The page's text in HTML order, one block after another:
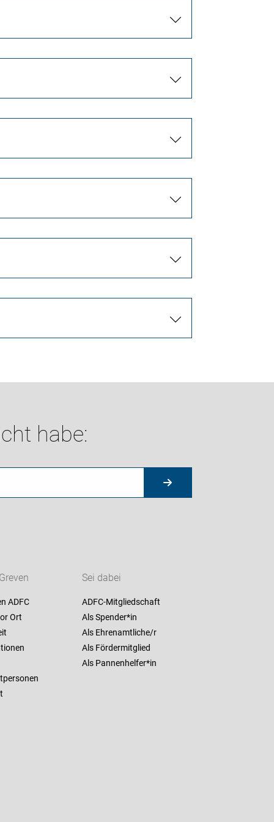
habe:
ADFC
Ort
Sei dabei
ADFC-Mitgliedschaft
Als Spender*in
Als Ehrenamtliche/r
Als Fördermitglied
Als Pannenhelfer*in